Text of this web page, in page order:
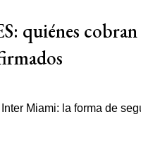
quiénes cobran